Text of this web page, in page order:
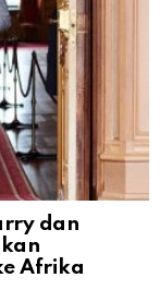
dan
Afrika